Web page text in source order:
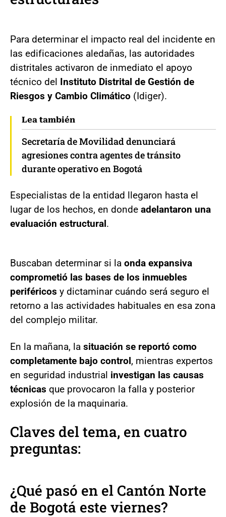
Para determinar el impacto real del incidente en
las edificaciones aledañas, las autoridades
distritales activaron de inmediato el apoyo
técnico del Instituto Distrital de Gestión de
Riesgos y Cambio Climático (Idiger).
Lea también
Secretaría de Movilidad denunciará
agresiones contra agentes de tránsito
durante operativo en Bogotá
Especialistas de la entidad llegaron hasta el
lugar de los hechos, en donde adelantaron una
evaluación estructural.
Buscaban determinar si la onda expansiva
comprometió las bases de los inmuebles
periféricos y dictaminar cuándo será seguro el
retorno a las actividades habituales en esa zona
del complejo militar.
En la mañana, la situación se reportó como
completamente bajo control, mientras expertos
en seguridad industrial investigan las causas
técnicas que provocaron la falla y posterior
explosión de la maquinaria.
Claves del tema, en cuatro
preguntas:
¿Qué pasó en el Cantón Norte
de Bogotá este viernes?